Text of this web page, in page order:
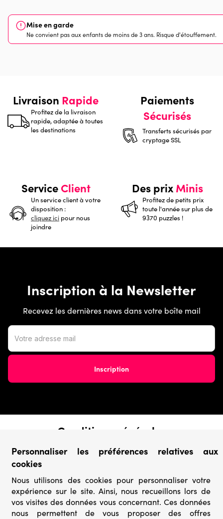
Mise en garde
Ne convient pas aux enfants de moins de 3 ans. Risque d'étouffement.
Livraison Rapide
Profitez de la livraison
rapide, adaptée à toutes
les destinations
Paiements
Sécurisés
Transferts sécurisés par
cryptage SSL
ServiceClient
Un service client à votre
disposition :
cliquez ici pour nous
joindre
Des prixMinis
Profitez de petits prix
toute l'année sur plus de
9370 puzzles !
Inscription à la Newsletter
Recevez les dernières news dans votre boîte mail
Conditions générales
› Conditions de vente
› Conditions d’utilisation
› Confidentialité & Protection des Données
› Informations légales
Catégories
› Marques
Personnaliser les préférences relatives aux
cookies
Nous utilisons des cookies pour personnaliser votre
expérience sur le site. Ainsi, nous recueillons lors de
vos visites des données vous concernant. Ces données
nous permettent de vous proposer des offres